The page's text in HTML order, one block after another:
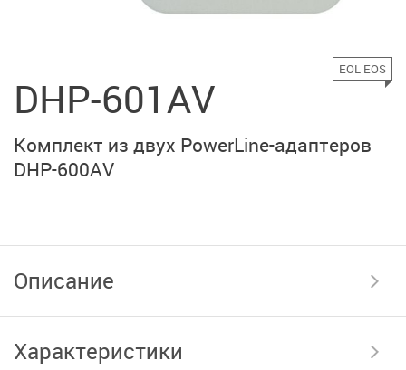
DHP-601AV
EOL EOS
Комплект из двух PowerLine-адаптеров
DHP-600AV
Описание
Характеристики